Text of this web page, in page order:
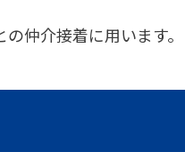
仲介接着に用います。